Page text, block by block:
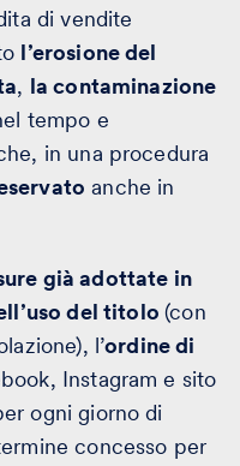
di vendite
l’erosione del
, la contaminazione
tempo e
in una procedura
anche in
già adottate in
del titolo(con
l’ordine di
Instagram e sito
ogni giorno di
concesso per